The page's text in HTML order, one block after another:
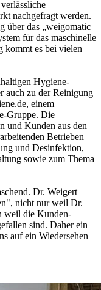
nachgefragt werden.
über das „weigomatic
für das maschinelle
kommt es bei vielen
Hygiene-
auch zu der Reinigung
einem
Gruppe. Die
und Kunden aus den
Betrieben
und Desinfektion,
sowie zum Thema
Dr. Weigert
nicht nur weil Dr.
weil die Kunden-
sind. Daher ein
auf ein Wiedersehen